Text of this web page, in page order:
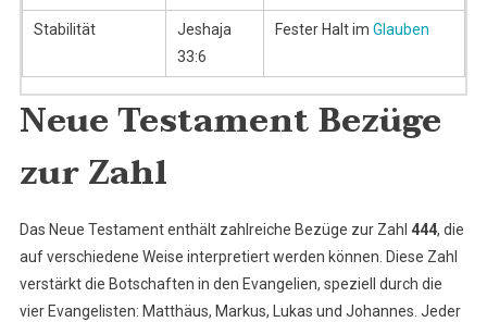
Stabilität
Jeshaja
33:6
Fester Halt im Glauben
Neue Testament Bezüge
zur Zahl
Das Neue Testament enthält zahlreiche Bezüge zur Zahl 444, die
auf verschiedene Weise interpretiert werden können. Diese Zahl
verstärkt die Botschaften in den Evangelien, speziell durch die
vier Evangelisten: Matthäus, Markus, Lukas und Johannes. Jeder